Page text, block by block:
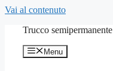
Vai al contenuto
Trucco
Menu